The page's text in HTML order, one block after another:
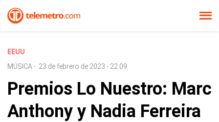
EEUU
MÚSICA - 23 de febrero de 2023 - 22:09
Premios Lo Nuestro: Marc
Anthony y Nadia Ferreira